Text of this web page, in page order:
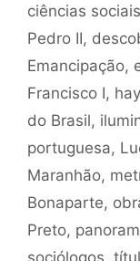
ciências sociais
Pedro II,
Emancipação,
Francisco I,
do Brasil,
portuguesa,
Maranhão,
Bonaparte,
Preto,
sociólogos